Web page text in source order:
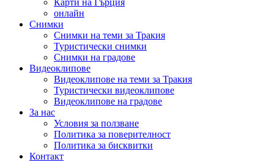
онлайн
Снимки
Снимки на теми за Тракия
Туристически снимки
Снимки на градове
Видеоклипове
Видеоклипове на теми за Тракия
Туристически видеоклипове
Видеоклипове на градове
За нас
Условия за ползване
Политика за поверителност
Политика за бисквитки
Контакт